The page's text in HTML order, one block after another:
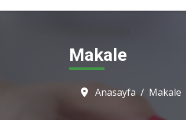
Makale
Anasayfa Makale